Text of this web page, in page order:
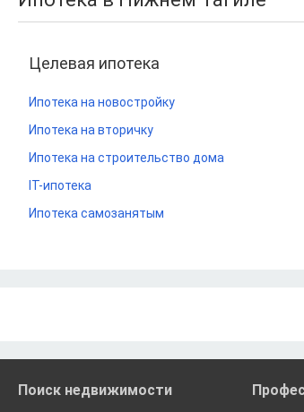
Целевая ипотека
Ипотека на новостройку
Ипотека на вторичку
Ипотека на строительство дома
IT-ипотека
Ипотека самозанятым
Поиск недвижимости